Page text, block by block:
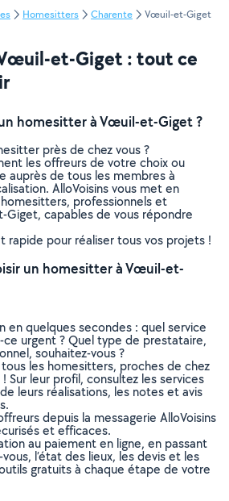
Homesitters Charente Vœuil-et-Giget
et-Giget : tout ce
homesitter à Vœuil-et-Giget ?
près de chez vous ?
les offreurs de votre choix ou
auprès de tous les membres à
AlloVoisins vous met en
professionnels et
Giget, capables de vous répondre
rapide pour réaliser tous vos projets !
un homesitter à Vœuil-et-
en quelques secondes : quel service
ce urgent ? Quel type de prestataire,
souhaitez-vous ?
les homesitters, proches de chez
Sur leur profil, consultez les services
leurs réalisations, les notes et avis
depuis la messagerie AlloVoisins
et efficaces.
au paiement en ligne, en passant
l’état des lieux, les devis et les
gratuits à chaque étape de votre